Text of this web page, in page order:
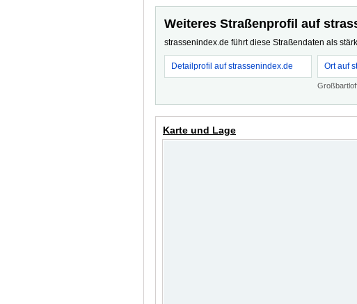
Weiteres Straßenprofil auf
strassenindex.de führt diese Straßendaten als
Detailprofil auf strassenindex.de Ort auf
Karte und Lage